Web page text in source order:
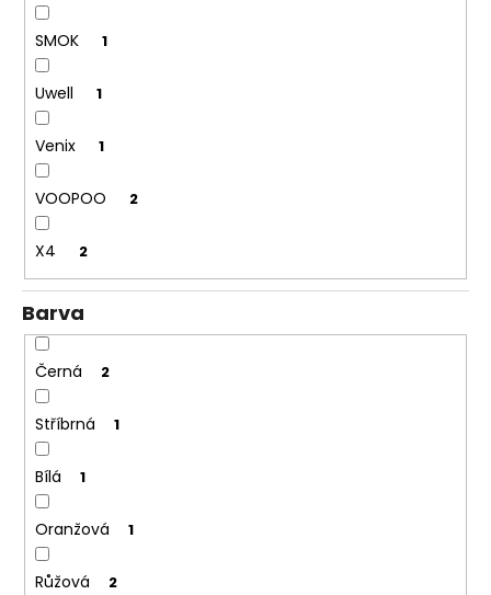
SMOK 1
Uwell 1
Venix 1
VOOPOO 2
X4 2
Barva
Černá 2
Stříbrná 1
Bílá 1
Oranžová 1
Růžová 2